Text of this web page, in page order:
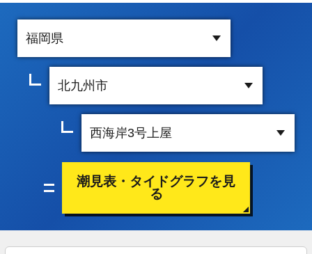
潮見表・タイドグラフを見
る